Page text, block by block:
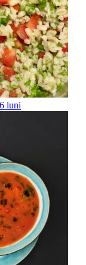
6 luni